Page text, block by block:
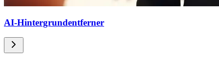
AI-Hintergrundentferner